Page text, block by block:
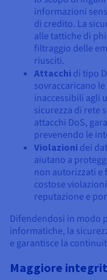
informazioni
di credito. La
alle tattiche di
filtraggio delle
riusciti.
Attacchi di tipo
sovraccaricano
inaccessibili agli
sicurezza di rete
attacchi DoS,
prevenendo le
Violazioni dei
aiutano a
non autorizzati
costose
reputazione e
Difendendosi in modo
informatiche, la
e garantisce la
Maggiore